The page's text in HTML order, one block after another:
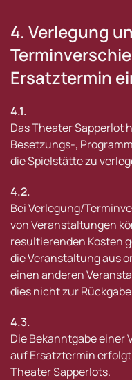
4. Verlegung
Ersatztermin
4.1.
Das Theater Sapperlot
Besetzungs-,
die Spielstätte zu
4.2.
Bei Verlegung/
von Veranstaltungen
resultierenden Kosten
die Veranstaltung aus
einen anderen
dies nicht zur
4.3.
Die Bekanntgabe
auf Ersatztermin
Theater Sapperlots.